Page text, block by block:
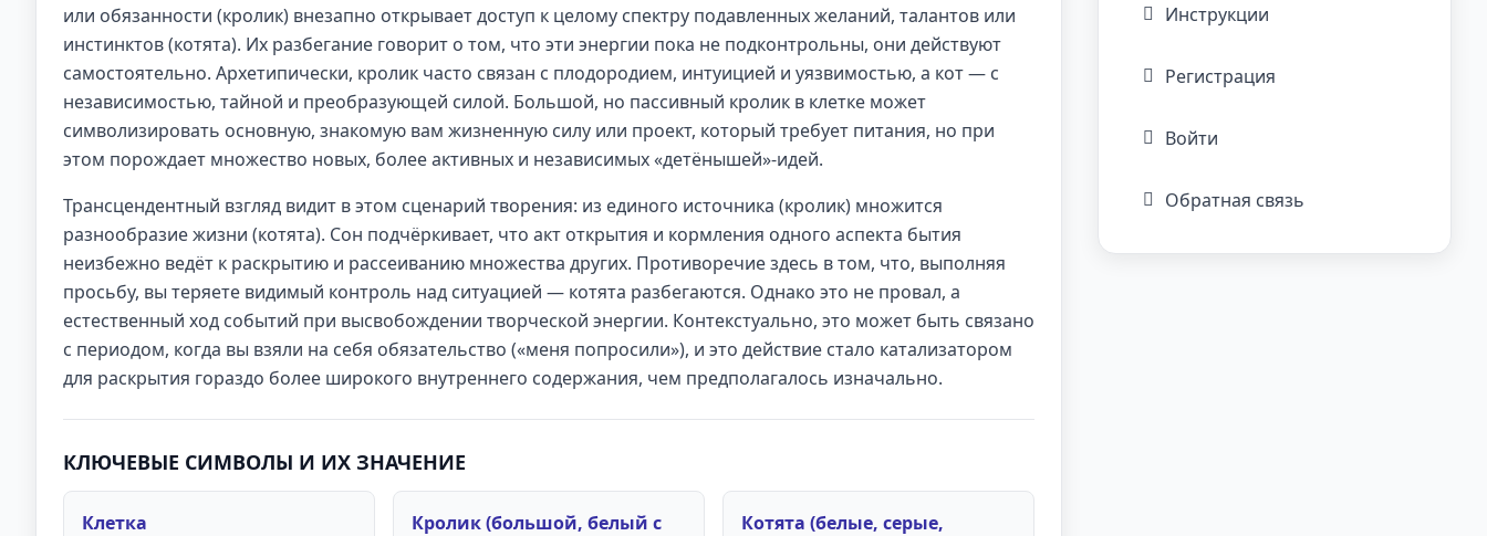
или обязанности (кролик) внезапно открывает доступ к целому спектру подавленных желаний, талантов или
инстинктов (котята). Их разбегание говорит о том, что эти энергии пока не подконтрольны, они действуют
самостоятельно. Архетипически, кролик часто связан с плодородием, интуицией и уязвимостью, а кот — с
независимостью, тайной и преобразующей силой. Большой, но пассивный кролик в клетке может
символизировать основную, знакомую вам жизненную силу или проект, который требует питания, но при
этом порождает множество новых, более активных и независимых «детёнышей»-идей.
Трансцендентный взгляд видит в этом сценарий творения: из единого источника (кролик) множится
разнообразие жизни (котята). Сон подчёркивает, что акт открытия и кормления одного аспекта бытия
неизбежно ведёт к раскрытию и рассеиванию множества других. Противоречие здесь в том, что, выполняя
просьбу, вы теряете видимый контроль над ситуацией — котята разбегаются. Однако это не провал, а
естественный ход событий при высвобождении творческой энергии. Контекстуально, это может быть связано
с периодом, когда вы взяли на себя обязательство («меня попросили»), и это действие стало катализатором
для раскрытия гораздо более широкого внутреннего содержания, чем предполагалось изначально.
КЛЮЧЕВЫЕ СИМВОЛЫ И ИХ ЗНАЧЕНИЕ
Клетка
Кролик (большой, белый с
Котята (белые, серые,
Инструкции
Регистрация
Войти
Обратная связь